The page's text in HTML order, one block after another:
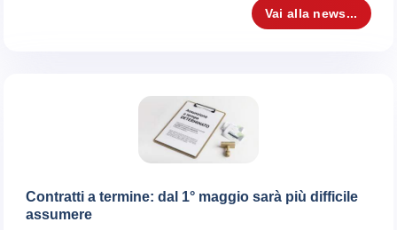
Vai alla news...
Contratti a termine: dal 1° maggio sarà più difficile
assumere